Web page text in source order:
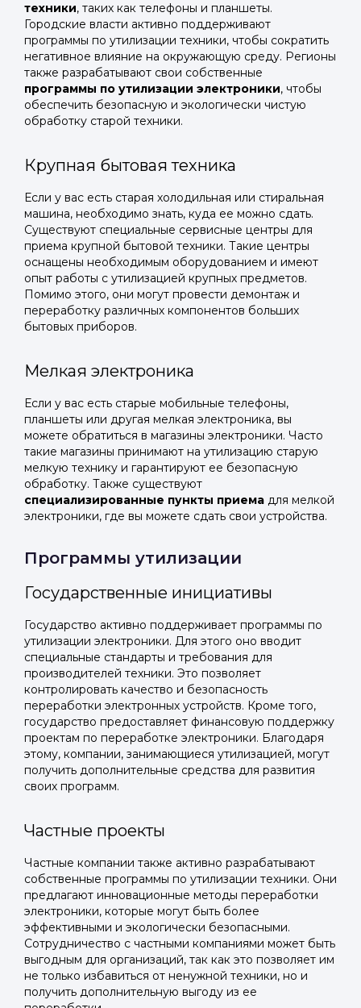
Войти в
профиль
Мы отправим код для входа на ваш
номер телефона.
Подать заявку
Отправьте заявку через мессенджер-бот — магазины
увидят её и пришлют предложения. Фото, описание и
AI-оценка прямо в чате.
Подать заявку
Отправьте заявку через мессенджер-бот — магазины
увидят её и пришлют предложения. Фото, описание и
AI-оценка прямо в чате.
техники, таких как телефоны и планшеты.
Городские власти активно поддерживают
программы по утилизации техники, чтобы сократить
негативное влияние на окружающую среду. Регионы
также разрабатывают свои собственные
программы по утилизации электроники, чтобы
обеспечить безопасную и экологически чистую
обработку старой техники.
Крупная бытовая техника
Если у вас есть старая холодильная или стиральная
машина, необходимо знать, куда ее можно сдать.
Существуют специальные сервисные центры для
приема крупной бытовой техники. Такие центры
оснащены необходимым оборудованием и имеют
опыт работы с утилизацией крупных предметов.
Помимо этого, они могут провести демонтаж и
переработку различных компонентов больших
бытовых приборов.
Мелкая электроника
Если у вас есть старые мобильные телефоны,
планшеты или другая мелкая электроника, вы
можете обратиться в магазины электроники. Часто
такие магазины принимают на утилизацию старую
мелкую технику и гарантируют ее безопасную
обработку. Также существуют
специализированные пункты приема для мелкой
электроники, где вы можете сдать свои устройства.
Программы утилизации
Государственные инициативы
Государство активно поддерживает программы по
утилизации электроники. Для этого оно вводит
специальные стандарты и требования для
производителей техники. Это позволяет
контролировать качество и безопасность
переработки электронных устройств. Кроме того,
государство предоставляет финансовую поддержку
проектам по переработке электроники. Благодаря
этому, компании, занимающиеся утилизацией, могут
получить дополнительные средства для развития
своих программ.
Частные проекты
Частные компании также активно разрабатывают
собственные программы по утилизации техники. Они
предлагают инновационные методы переработки
электроники, которые могут быть более
эффективными и экологически безопасными.
Сотрудничество с частными компаниями может быть
выгодным для организаций, так как это позволяет им
не только избавиться от ненужной техники, но и
получить дополнительную выгоду из ее